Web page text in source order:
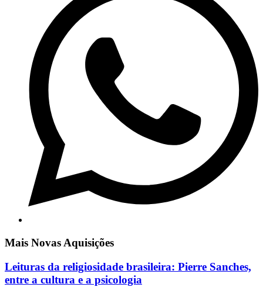
Mais Novas Aquisições
Leituras da religiosidade brasileira: Pierre Sanches,
entre a cultura e a psicologia